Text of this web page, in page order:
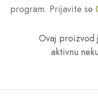
program. Prijavite se
Ovaj proizvod
aktivnu